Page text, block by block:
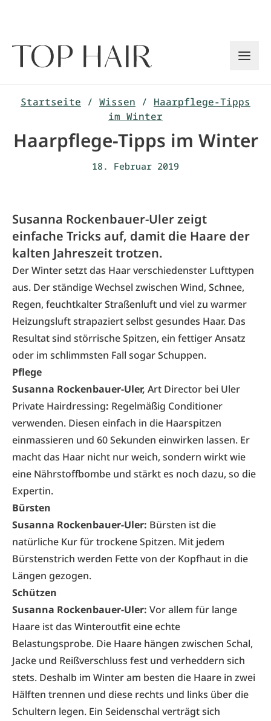
Startseite / Wissen / Haarpflege-Tipps
im Winter
Haarpflege-Tipps im Winter
18. Februar 2019
Susanna Rockenbauer-Uler zeigt
einfache Tricks auf, damit die Haare der
kalten Jahreszeit trotzen.
Der Winter setzt das Haar verschiedenster Lufttypen
aus. Der ständige Wechsel zwischen Wind, Schnee,
Regen, feuchtkalter Straßenluft und viel zu warmer
Heizungsluft strapaziert selbst gesundes Haar. Das
Resultat sind störrische Spitzen, ein fettiger Ansatz
oder im schlimmsten Fall sogar Schuppen.
Pflege
Susanna Rockenbauer-Uler, Art Director bei Uler
Private Hairdressing: Regelmäßig Conditioner
verwenden. Diesen einfach in die Haarspitzen
einmassieren und 60 Sekunden einwirken lassen. Er
macht das Haar nicht nur weich, sondern wirkt wie
eine Nährstoffbombe und stärkt es noch dazu, so die
Expertin.
Bürsten
Susanna Rockenbauer-Uler: Bürsten ist die
natürliche Kur für trockene Spitzen. Mit jedem
Bürstenstrich werden Fette von der Kopfhaut in die
Längen gezogen.
Schützen
Susanna Rockenbauer-Uler: Vor allem für lange
Haare ist das Winteroutfit eine echte
Belastungsprobe. Die Haare hängen zwischen Schal,
Jacke und Reißverschluss fest und verheddern sich
stets. Deshalb im Winter am besten die Haare in zwei
Hälften trennen und diese rechts und links über die
Schultern legen. Ein Seidenschal verträgt sich